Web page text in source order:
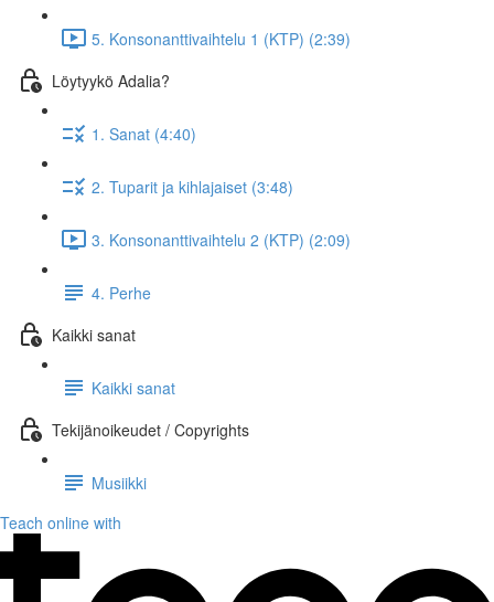
5. Konsonanttivaihtelu 1 (KTP) (2:39)
Löytyykö Adalia?
1. Sanat (4:40)
2. Tuparit ja kihlajaiset (3:48)
3. Konsonanttivaihtelu 2 (KTP) (2:09)
4. Perhe
Kaikki sanat
Kaikki sanat
Tekijänoikeudet / Copyrights
Musiikki
Teach online with